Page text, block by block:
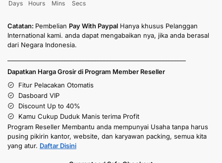
Days Hours Mins Secs
Catatan: Pembelian Pay With Paypal Hanya khusus Pelanggan
International kami. anda dapat mengabaikan nya, jika anda berasal
dari Negara Indonesia.
Dapatkan Harga Grosir di Program Member Reseller
Fitur Pelacakan Otomatis
Dasboard VIP
Discount Up to 40%
Kamu Cukup Duduk Manis terima Profit
Program Reseller Membantu anda mempunyai Usaha tanpa harus
pusing pikirin kantor, website, dan karyawan packing, semua kita
yang atur. Daftar Disini